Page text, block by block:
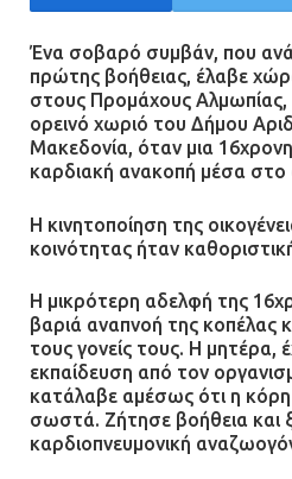
Ένα σοβαρό συμβάν, που
πρώτης βοήθειας, έλαβε
στους Προμάχους
ορεινό χωριό του Δήμου
Μακεδονία, όταν μια
καρδιακή ανακοπή μέσα στο
Η κινητοποίηση της
κοινότητας ήταν
Η μικρότερη αδελφή της
βαριά αναπνοή της κοπέλας
τους γονείς τους. Η μητέρα,
εκπαίδευση από τον
κατάλαβε αμέσως ότι η κόρη
σωστά. Ζήτησε βοήθεια και
καρδιοπνευμονική